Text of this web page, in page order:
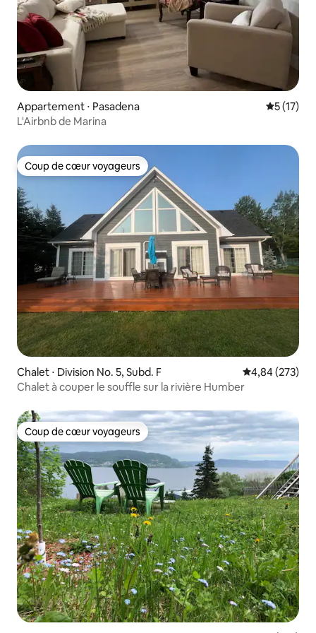
Appartement ⋅ Pasadena
5 (17)
L'Airbnb de Marina
Coup de cœur voyageurs
Coup de cœur voyageurs
Chalet ⋅ Division No. 5, Subd. F Évaluation
4,84 (273)
Chalet à couper le souffle sur la rivière Humber
Coup de cœur voyageurs
Coup de cœur voyageurs